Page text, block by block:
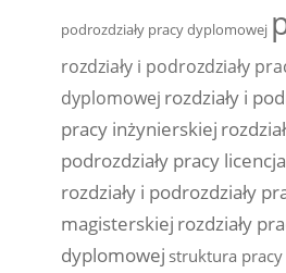
podrozdziały pracy dyplomowej
rozdziały i podrozdziały
dyplomowej rozdziały i
pracy inżynierskiej
podrozdziały pracy
rozdziały i podrozdziały
magisterskiej rozdziały
dyplomowej struktura